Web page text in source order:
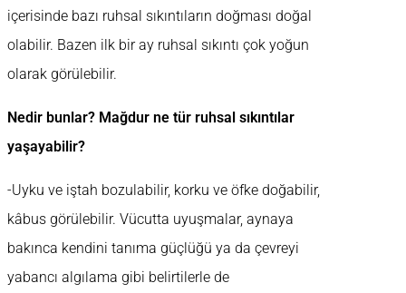
içerisinde bazı ruhsal sıkıntıların doğması doğal
olabilir. Bazen ilk bir ay ruhsal sıkıntı çok yoğun
olarak görülebilir.
Nedir bunlar? Mağdur ne tür ruhsal sıkıntılar
yaşayabilir?
-Uyku ve iştah bozulabilir, korku ve öfke doğabilir,
kâbus görülebilir. Vücutta uyuşmalar, aynaya
bakınca kendini tanıma güçlüğü ya da çevreyi
yabancı algılama gibi belirtilerle de